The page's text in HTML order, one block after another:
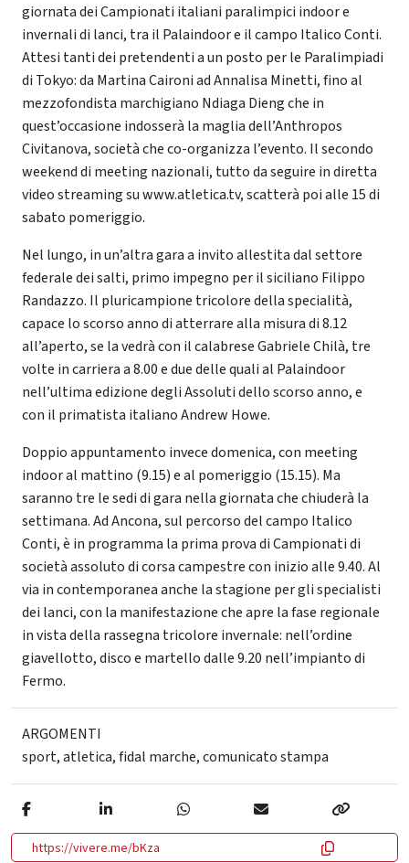
giornata dei Campionati italiani paralimpici indoor e
invernali di lanci, tra il Palaindoor e il campo Italico Conti.
Attesi tanti dei pretendenti a un posto per le Paralimpiadi
di Tokyo: da Martina Caironi ad Annalisa Minetti, fino al
mezzofondista marchigiano Ndiaga Dieng che in
quest’occasione indosserà la maglia dell’Anthropos
Civitanova, società che co-organizza l’evento. Il secondo
weekend di meeting nazionali, tutto da seguire in diretta
video streaming su www.atletica.tv, scatterà poi alle 15 di
sabato pomeriggio.
Nel lungo, in un’altra gara a invito allestita dal settore
federale dei salti, primo impegno per il siciliano Filippo
Randazzo. Il pluricampione tricolore della specialità,
capace lo scorso anno di atterrare alla misura di 8.12
all’aperto, se la vedrà con il calabrese Gabriele Chilà, tre
volte in carriera a 8.00 e due delle quali al Palaindoor
nell’ultima edizione degli Assoluti dello scorso anno, e
con il primatista italiano Andrew Howe.
Doppio appuntamento invece domenica, con meeting
indoor al mattino (9.15) e al pomeriggio (15.15). Ma
saranno tre le sedi di gara nella giornata che chiuderà la
settimana. Ad Ancona, sul percorso del campo Italico
Conti, è in programma la prima prova di Campionati di
società assoluto di corsa campestre con inizio alle 9.40. Al
via in contemporanea anche la stagione per gli specialisti
dei lanci, con la manifestazione che apre la fase regionale
in vista della rassegna tricolore invernale: nell’ordine
giavellotto, disco e martello dalle 9.20 nell’impianto di
Fermo.
ARGOMENTI
sport,atletica,fidal marche,comunicato stampa
https://vivere.me/bKza